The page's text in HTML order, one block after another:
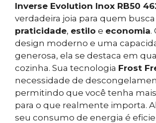
Inverse Evolution Inox RB50
verdadeira joia para quem busca
praticidade, estilo e economia.
design moderno e uma
generosa, ela se destaca em
cozinha. Sua tecnologia Frost
necessidade de
permitindo que você tenha
para o que realmente importa.
seu consumo de energia é